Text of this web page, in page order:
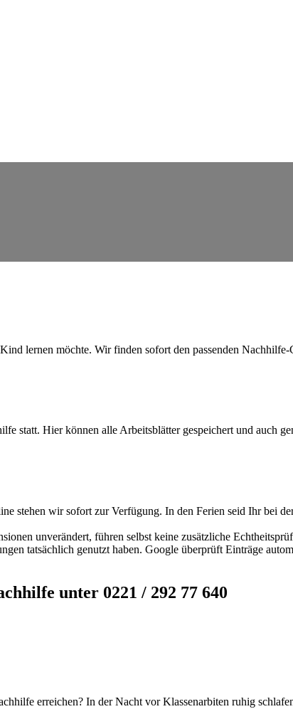
lernen möchte. Wir finden sofort den passenden
statt. Hier können alle Arbeitsblätter gespeichert und auch
wir sofort zur Verfügung. In den Ferien seid Ihr bei
unverändert, führen selbst keine zusätzliche
tatsächlich genutzt haben. Google überprüft Einträge
unter 0221 / 292 77 640
erreichen? In der Nacht vor Klassenarbiten ruhig